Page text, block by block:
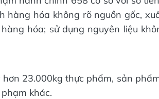
hàng hóa không rõ nguồn gốc,
hóa; sử dụng nguyên liệu
23.000kg thực phẩm, sản
khác.